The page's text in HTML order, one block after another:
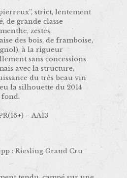
strict, lentement
de grande classe
zestes,
des bois, de framboise,
à la rigueur
sans concessions
avec la structure,
du très beau vin
la silhouette du 2014
fond.
– AA13
: Riesling Grand Cru